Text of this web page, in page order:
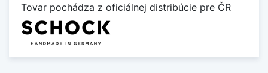
Tovar pochádza z oficiálnej distribúcie pre ČR